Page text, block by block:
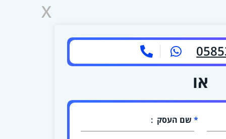
X
או
שם העסק